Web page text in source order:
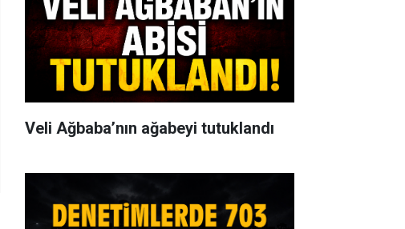
Veli Ağbaba’nın ağabeyi tutuklandı